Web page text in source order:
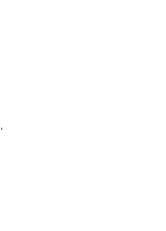
.